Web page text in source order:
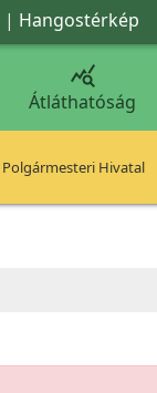
| Hangostérkép

Átláthatóság
Polgármesteri Hivatal